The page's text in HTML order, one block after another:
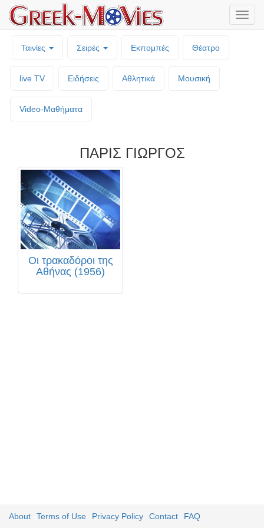
Ταινίες Σειρές Εκπομπές Θέατρο
live TV Ειδήσεις Αθλητικά Μουσική
Video-Mαθήματα
ΠΑΡΙΣ ΓΙΩΡΓΟΣ
Οι τρακαδόροι της
Αθήνας (1956)
About Terms of Use Privacy Policy Contact FAQ